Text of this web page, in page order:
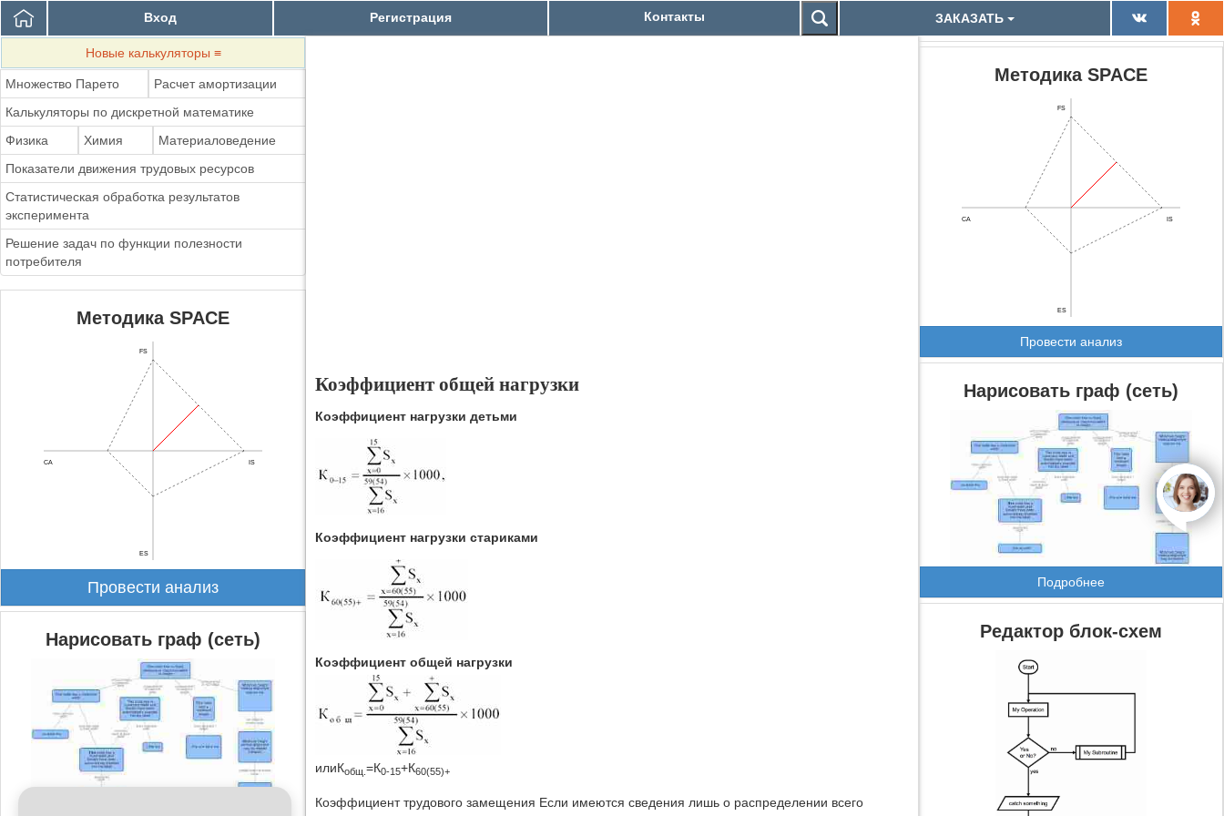
Вход Регистрация Контакты ЗАКАЗАТЬ
Новые калькуляторы ≡
Множество Парето
Расчет амортизации
Калькуляторы по дискретной математике
Физика
Химия
Материаловедение
Показатели движения трудовых ресурсов
Статистическая обработка результатов
эксперимента
Решение задач по функции полезности
потребителя
Методика SPACE
FS
CA
ES
IS
Провести анализ
Нарисовать граф (сеть)
Коэффициент общей нагрузки
Коэффициент нагрузки детьми
Коэффициент нагрузки стариками
Коэффициент общей нагрузки
илиКобщ. =К0-15+К60(55)+
Коэффициент трудового замещения Если имеются сведения лишь о распределении всего
Методика SPACE
FS
CA
ES
IS
Провести анализ
Нарисовать граф (сеть)
Подробнее
Редактор блок-схем
open